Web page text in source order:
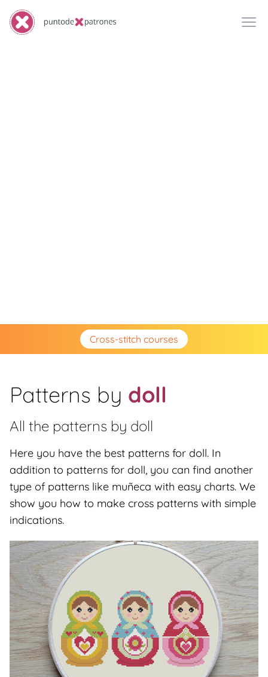
Cross-stitch courses
Patterns by doll
All the patterns by doll
Here you have the best patterns for doll. In
addition to patterns for doll, you can find another
type of patterns like muñeca with easy charts. We
show you how to make cross patterns with simple
indications.